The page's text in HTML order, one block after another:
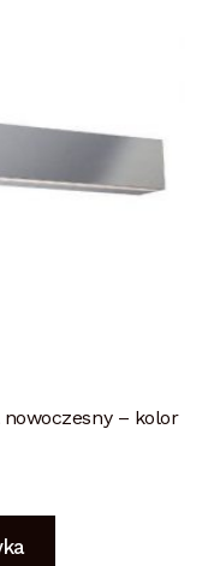
nowoczesny – kolor